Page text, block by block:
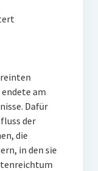
am
Dafür
der
die
in den sie